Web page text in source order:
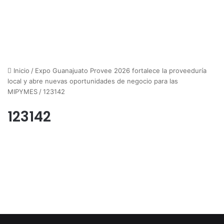
Inicio / Expo Guanajuato Provee 2026 fortalece la proveeduría
local y abre nuevas oportunidades de negocio para las
MIPYMES /123142
123142